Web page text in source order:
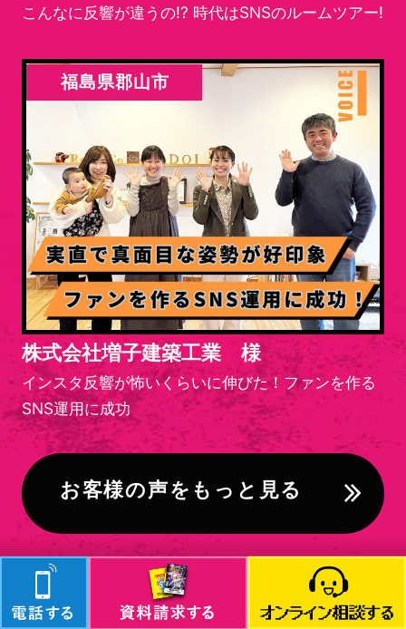
こんなに反響が違うの!? 時代はSNSのルームツアー!
福島県郡山市
株式会社増子建築工業 様
インスタ反響が怖いくらいに伸びた！ファンを作る
SNS運用に成功
お客様の声をもっと見る